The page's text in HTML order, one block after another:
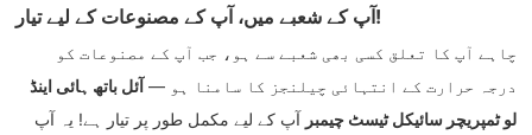
آپ کے شعبے میں، آپ کے مصنوعات کے لیے تیار!
چاہے آپ کا تعلق کسی بھی شعبے سے ہو، جب آپ کے مصنوعات کو
درجہ حرارت کے انتہائی چیلنجز کا سامنا ہو —آئل باتھ ہائی اینڈ
لو ٹمپریچر سائیکل ٹیسٹ چیمبر آپ کے لیے مکمل طور پر تیار ہے! یہ آپ